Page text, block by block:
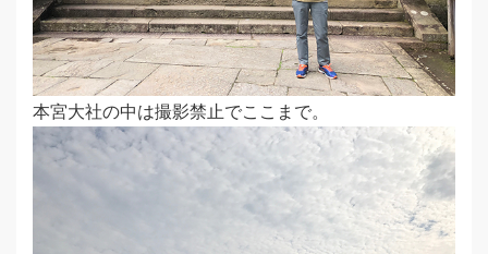
本宮大社の中は撮影禁止でここまで。